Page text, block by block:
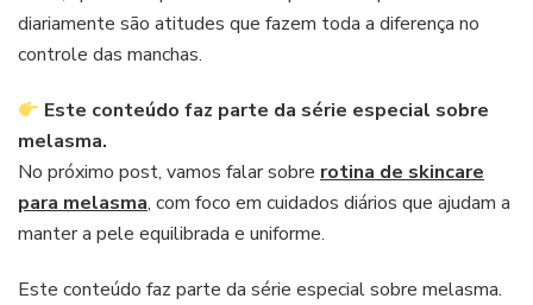
diariamente são atitudes que fazem toda a diferença no
controle das manchas.
Este conteúdo faz parte da série especial sobre
melasma.
No próximo post, vamos falar sobre rotina de skincare
para melasma, com foco em cuidados diários que ajudam a
manter a pele equilibrada e uniforme.
Este conteúdo faz parte da série especial sobre melasma.